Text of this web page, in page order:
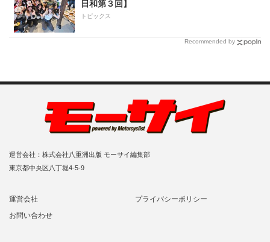
日和第３回】
トピックス
Recommended by
運営会社：株式会社八重洲出版 モーサイ編集部
東京都中央区八丁堀4-5-9
運営会社
プライバシーポリシー
お問い合わせ